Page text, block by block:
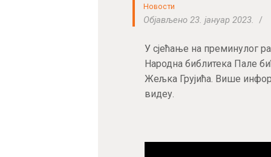
Новости
Објављено 23. јануар 2023.
У сјећање на преминулог
Народна библитека Пале
Жељка Грујића. Више
видеу.